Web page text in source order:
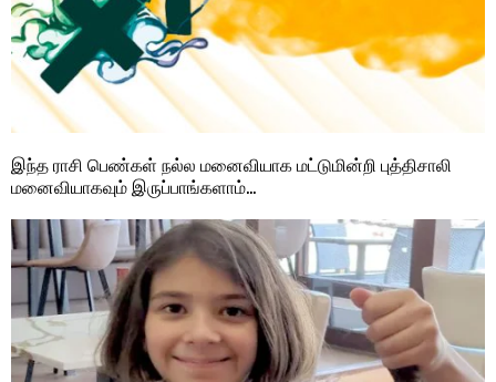
இந்த ராசி பெண்கள் நல்ல மனைவியாக மட்டுமின்றி புத்திசாலி
மனைவியாகவும் இருப்பாங்களாம்…